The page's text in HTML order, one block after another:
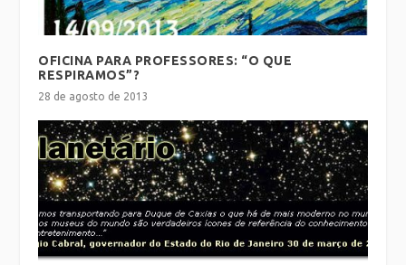
OFICINA PARA PROFESSORES: “O QUE
RESPIRAMOS”?
28 de agosto de 2013